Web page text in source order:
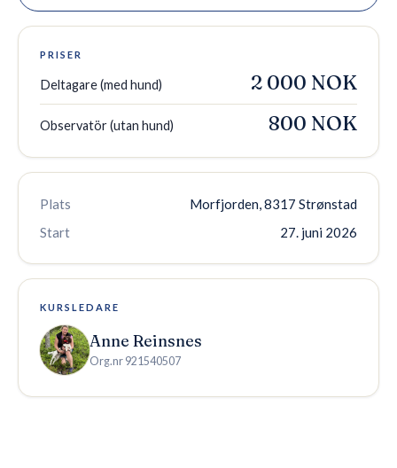
PRISER
Deltagare (med hund) 2 000 NOK
Observatör (utan hund) 800 NOK
Plats
Morfjorden, 8317 Strønstad
Start
27. juni 2026
KURSLEDARE
Anne Reinsnes
Org.nr 921540507